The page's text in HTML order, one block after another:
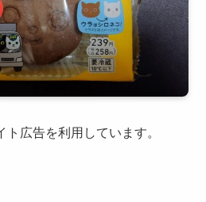
広告を利用しています。